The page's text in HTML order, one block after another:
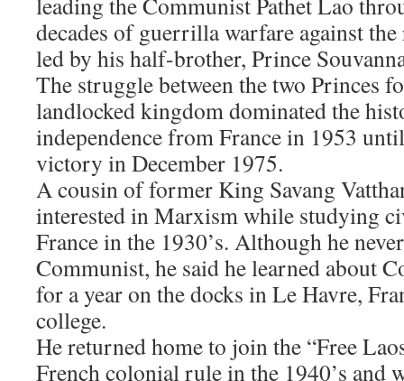
decades of guerrilla warfare against
led by his half-brother, Prince
The struggle between the two Princes
landlocked kingdom dominated the
independence from France in 1953
victory in December 1975.
A cousin of former King Savang
interested in Marxism while studying
France in the 1930’s. Although he
Communist, he said he learned about
for a year on the docks in Le Havre,
college.
He returned home to join the “Free
French colonial rule in the 1940’s and